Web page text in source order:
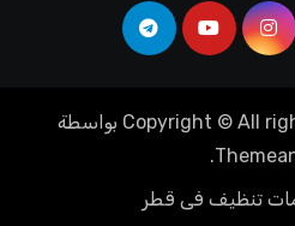
Copyright © All بواسطة
.
تنظيف فى قطر